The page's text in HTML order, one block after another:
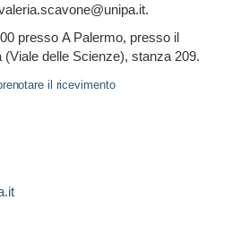
presso A Palermo, presso il
delle Scienze), stanza 209.
il ricevimento